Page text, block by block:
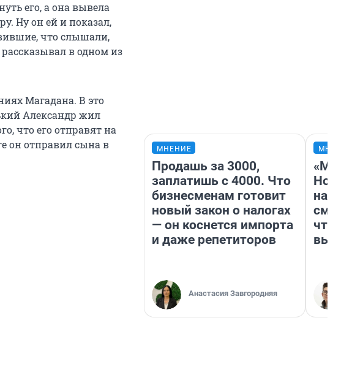
его, а она вывела
Ну он ей и показал,
что слышали,
в одном из
Магадана. В это
Александр жил
что его отправят на
он отправил сына в
МНЕНИЕ
Продашь за 3000,
заплатишь с 4000. Что
бизнесменам готовит
новый закон о налогах
— он коснется импорта
и даже репетиторов
Анастасия Завгородняя
«Мы